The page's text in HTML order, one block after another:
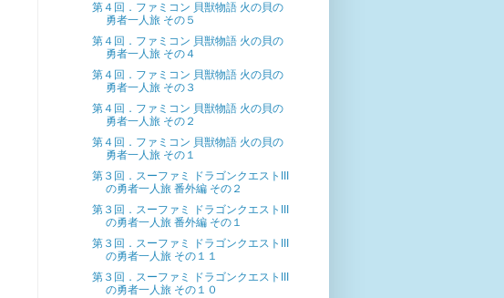
第４回．ファミコン 貝獣物語 火の貝の
勇者一人旅 その５
第４回．ファミコン 貝獣物語 火の貝の
勇者一人旅 その４
第４回．ファミコン 貝獣物語 火の貝の
勇者一人旅 その３
第４回．ファミコン 貝獣物語 火の貝の
勇者一人旅 その２
第４回．ファミコン 貝獣物語 火の貝の
勇者一人旅 その１
第３回．スーファミ ドラゴンクエストIII
の勇者一人旅 番外編 その２
第３回．スーファミ ドラゴンクエストIII
の勇者一人旅 番外編 その１
第３回．スーファミ ドラゴンクエストIII
の勇者一人旅 その１１
第３回．スーファミ ドラゴンクエストIII
の勇者一人旅 その１０